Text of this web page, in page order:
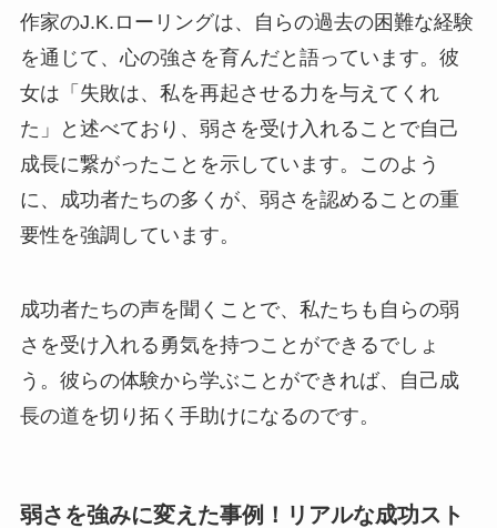
作家のJ.K.ローリングは、自らの過去の困難な経験
を通じて、心の強さを育んだと語っています。彼
女は「失敗は、私を再起させる力を与えてくれ
た」と述べており、弱さを受け入れることで自己
成長に繋がったことを示しています。このよう
に、成功者たちの多くが、弱さを認めることの重
要性を強調しています。
成功者たちの声を聞くことで、私たちも自らの弱
さを受け入れる勇気を持つことができるでしょ
う。彼らの体験から学ぶことができれば、自己成
長の道を切り拓く手助けになるのです。
弱さを強みに変えた事例！リアルな成功スト